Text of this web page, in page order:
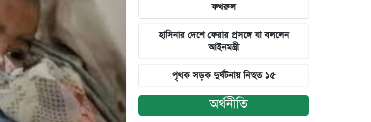
ফখরুল
হাসিনার দেশে ফেরার প্রসঙ্গে যা বললেন
আইনমন্ত্রী
পৃথক সড়ক দুর্ঘটনায় নি'হত ১৫
অর্থনীতি